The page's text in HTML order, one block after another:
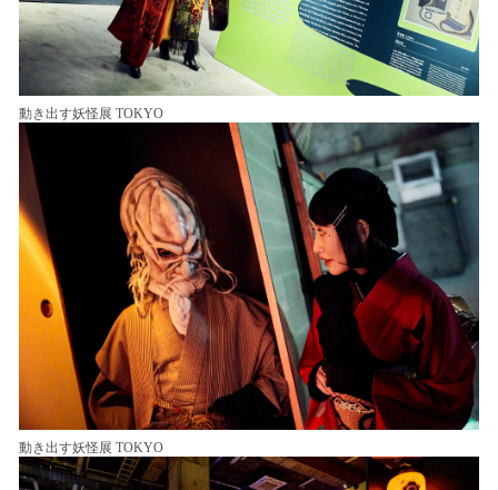
動き出す妖怪展 TOKYO
動き出す妖怪展 TOKYO